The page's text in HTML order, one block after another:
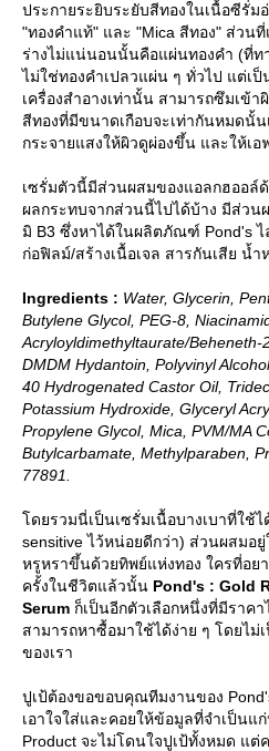
ประกายระยิบระยับสีทองในเนื้อซีรั่
"ทองคำแท้" และ "Mica สีทอง" ส่วน
ร่างไม่แน่นอนนั้นคือแผ่นทองคำ (ที่ท
ไม่ใช่ทองคำเปลวแผ่น ๆ ทั่วไป แต่เ
เครื่องสำอางเท่านั้น สามารถซึมเข้า
สีทองที่มีขนาดเกือบจะเท่ากันหมดนั้น
กระจายแสงให้ผิวดูผ่องขึ้น และให้เ
เซรั่มตัวนี้มีส่วนผสมของแอลกฮออล์
ผลกระทบจากส่วนนี้ไปได้บ้าง มีส่วน
มิ B3 ซึ่งหาได้ในผลิตภัณฑ์ Pond's
ก่อฟิลม์/สร้างเนื้อเจล สารกันเสีย น้
Ingredients : Water, Glycerin,
Butylene Glycol, PEG-8,
Acryloyldimethyltaurate/Beheneth-
DMDM Hydantoin, Polyvinyl
40 Hydrogenated Castor Oil,
Potassium Hydroxide, Glyceryl
Propylene Glycol, Mica, PVM/MA
Butylcarbamate, Methylparaben,
77891.
ดยรวมนี่เป็นเซรั่มเนื้อบางเบาที่ใช้ไ
sensitive ไว้หน่อยดีกว่า) ส่วนผสม
หรูหราขึ้นด้วยทิพย์แห่งทอง ใครที่อย
ครั้งในชีวิตแล้วนั้น Pond's : Gold
Serum ก็เป็นอีกตัวเลือกหนึ่งที่มีราคา
สามารถหาซื้อมาใช้ได้ง่าย ๆ โดยไม่
ของเรา
ปูเป้ต้องขอขอบคุณทีมงานของ
เอาใจใส่และคอยให้ข้อมูลที่จำเป็นแ
Product จะไม่โดนใจปูเป้ทั้งหมด แต่